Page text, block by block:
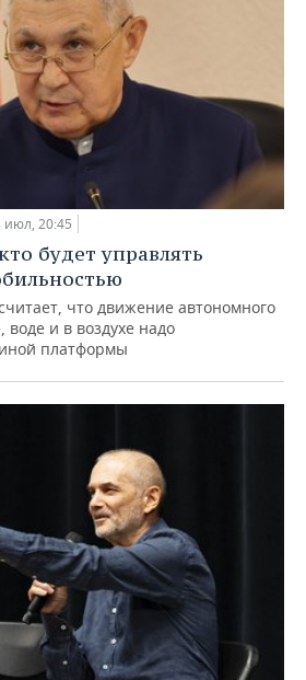
июл, 20:45
будет управлять
что движение автономного
и в воздухе надо
платформы